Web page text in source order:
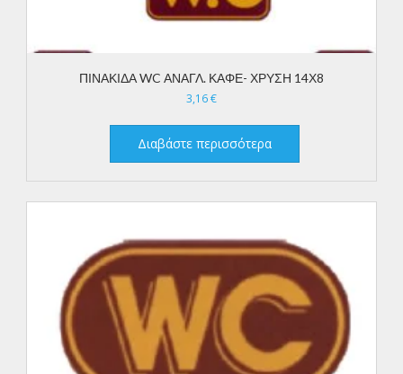
ΠΙΝΑΚΙΔΑ WC ΑΝΑΓΛ. ΚΑΦΕ- ΧΡΥΣΗ 14Χ8
3,16€
Διαβάστε περισσότερα